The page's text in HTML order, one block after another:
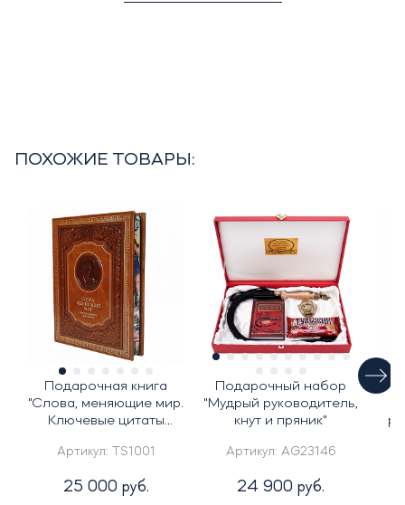
ПОХОЖИЕ ТОВАРЫ:
Подарочная книга
"Слова, меняющие мир.
Ключевые цитаты
Артикул: TS1001
25 000 руб.
Подарочный набор
"Мудрый руководитель,
кнут и пряник"
Артикул: AG23146
24 900 руб.